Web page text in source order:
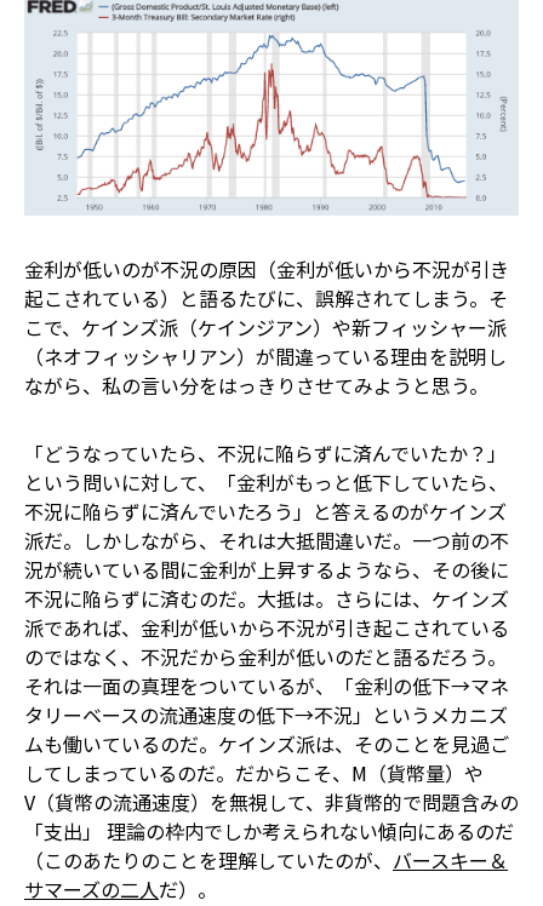
金利が低いのが不況の原因（金利が低いから不況が引き
起こされている）と語るたびに、誤解されてしまう。そ
こで、ケインズ派（ケインジアン）や新フィッシャー派
（ネオフィッシャリアン）が間違っている理由を説明し
ながら、私の言い分をはっきりさせてみようと思う。
「どうなっていたら、不況に陥らずに済んでいたか？」
という問いに対して、「金利がもっと低下していたら、
不況に陥らずに済んでいたろう」と答えるのがケインズ
派だ。しかしながら、それは大抵間違いだ。一つ前の不
況が続いている間に金利が上昇するようなら、その後に
不況に陥らずに済むのだ。大抵は。さらには、ケインズ
派であれば、金利が低いから不況が引き起こされている
のではなく、不況だから金利が低いのだと語るだろう。
それは一面の真理をついているが、「金利の低下→マネ
タリーベースの流通速度の低下→不況」というメカニズ
ムも働いているのだ。ケインズ派は、そのことを見過ご
してしまっているのだ。だからこそ、M（貨幣量）や
V（貨幣の流通速度）を無視して、非貨幣的で問題含みの
「支出」 理論の枠内でしか考えられない傾向にあるのだ
（このあたりのことを理解していたのが、 バースキー＆
サマーズの二人だ）。